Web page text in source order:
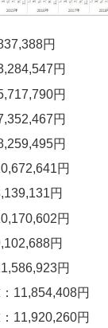
円
円
円
円
円
円
円
円
円
円
11,854,408円
11,920,260円